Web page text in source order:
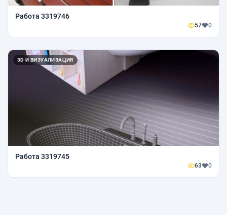
Работа 3319746
57 0
3D И ВИЗУАЛИЗАЦИЯ
Работа 3319745
63 0